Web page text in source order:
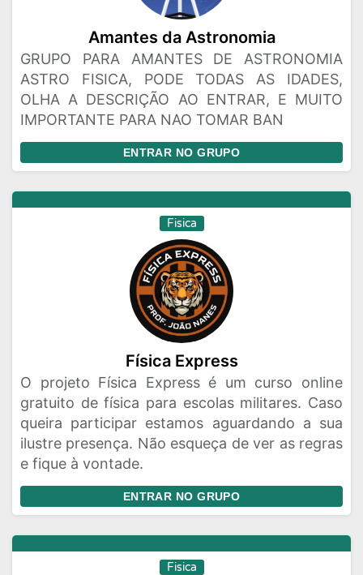
Amantes da Astronomia
GRUPO PARA AMANTES DE ASTRONOMIA
ASTRO FISICA, PODE TODAS AS IDADES,
OLHA A DESCRIÇÃO AO ENTRAR, E MUITO
IMPORTANTE PARA NAO TOMAR BAN
ENTRAR NO GRUPO
Fisica
Física Express
O projeto Física Express é um curso online
gratuito de física para escolas militares. Caso
queira participar estamos aguardando a sua
ilustre presença. Não esqueça de ver as regras
e fique à vontade.
ENTRAR NO GRUPO
Fisica